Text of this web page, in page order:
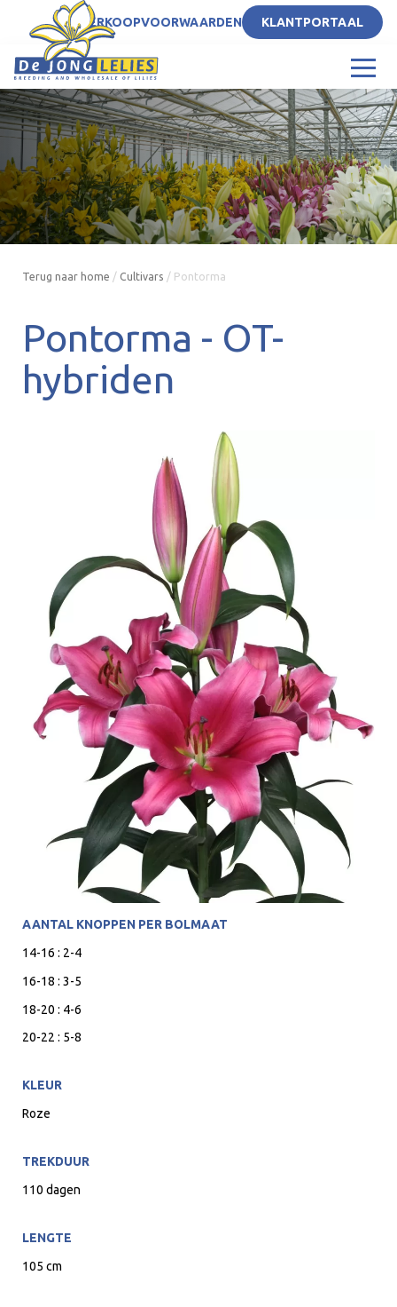
NLVERKOOPVOORWAARDEN KLANTPORTAAL
Terug naar home / Cultivars / Pontorma
Pontorma - OT-
hybriden
AANTAL KNOPPEN PER BOLMAAT
14-16 : 2-4
16-18 : 3-5
18-20 : 4-6
20-22 : 5-8
KLEUR
Roze
TREKDUUR
110 dagen
LENGTE
105 cm